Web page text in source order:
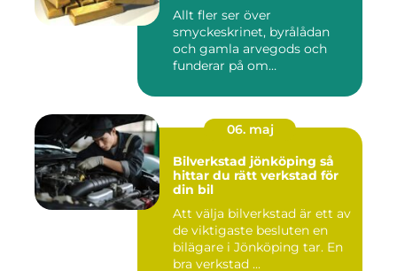
Allt fler ser över
smyckeskrinet, byrålådan
och gamla arvegods och
funderar på om
06. maj
Bilverkstad jönköping så
hittar du rätt verkstad för
din bil
Att välja bilverkstad är ett av
de viktigaste besluten en
bilägare i Jönköping tar. En
bra verkstad ...